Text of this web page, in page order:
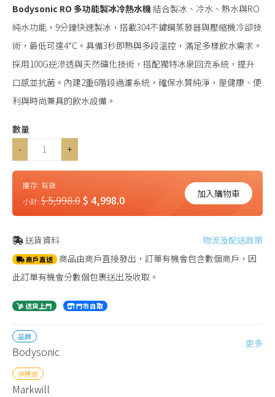
Bodysonic RO 多功能製冰冷熱水機結合製冰、冷水、熱水與RO
純水功能，9分鐘快速製冰，搭載304不鏽鋼蒸發器與壓縮機冷卻技
術，最低可達4°C。具備3秒即熱與多段溫控，滿足多樣飲水需求。
採用100G逆滲透與天然礦化技術，搭配獨特冰泉回流系統，提升
口感並抗菌。內建2重6階段過濾系統，確保水質純淨，是健康、便
利與時尚兼具的飲水設備。
數量
-
+
庫存: 有貨
小計: $ 5,998.0$ 4,998.0 加入購物車
送貨資料 物流及配送政策
商戶直送 商品由商戶直接發出，訂單有機會包含數個商戶，因
此訂單有機會分數個包裹送出及收取。
送貨上門 門市自取
品牌
Bodysonic
更多
供應商
Markwill